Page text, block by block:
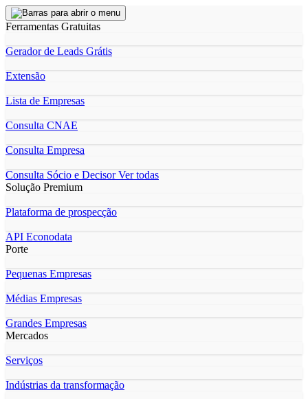
Ferramentas Gratuitas
Gerador de Leads Grátis
Extensão
Lista de Empresas
Consulta CNAE
Consulta Empresa
Consulta Sócio e DecisorVer todas
Solução Premium
Plataforma de prospecção
API Econodata
Porte
Pequenas Empresas
Médias Empresas
Grandes Empresas
Mercados
Serviços
Indústrias da transformação